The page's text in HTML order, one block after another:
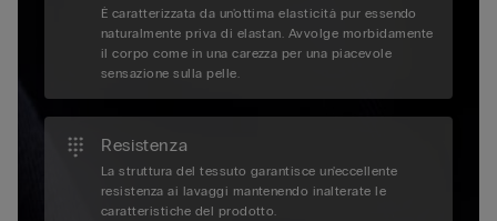
È caratterizzata da un'ottima elasticità pur essendo
naturalmente priva di elastan. Avvolge morbidamente
il corpo come in una carezza per una piacevole
sensazione sulla pelle.
Resistenza
La struttura del tessuto garantisce un'eccellente
resistenza ai lavaggi mantenendo inalterate le
caratteristiche del prodotto.